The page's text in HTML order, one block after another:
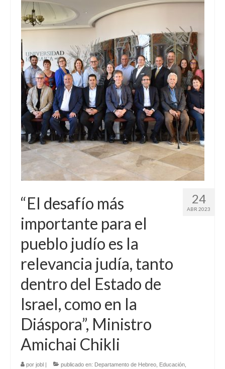
24
ABR 2023
“El desafío más
importante para el
pueblo judío es la
relevancia judía, tanto
dentro del Estado de
Israel, como en la
Diáspora”, Ministro
Amichai Chikli
por jobl | publicado en: Departamento de Hebreo Educación